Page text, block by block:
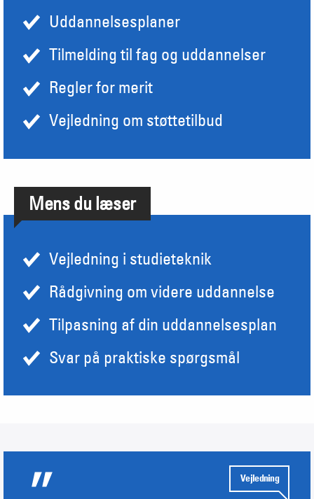
Uddannelsesplaner
Tilmelding til fag og uddannelser
Regler for merit
Vejledning om støttetilbud
Mens du læser
Vejledning i studieteknik
Rådgivning om videre uddannelse
Tilpasning af din uddannelsesplan
Svar på praktiske spørgsmål
Vejledning